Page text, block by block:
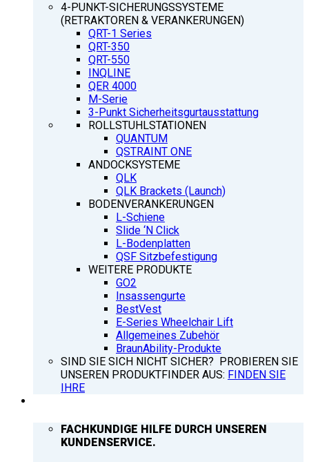
4-PUNKT-SICHERUNGSSYSTEME
(RETRAKTOREN & VERANKERUNGEN)
QRT-1 Series
QRT-350
QRT-550
INQLINE
QER 4000
M-Serie
3-Punkt Sicherheitsgurtausstattung
ROLLSTUHLSTATIONEN
QUANTUM
QSTRAINT ONE
ANDOCKSYSTEME
QLK
QLK Brackets (Launch)
BODENVERANKERUNGEN
L-Schiene
Slide ‘N Click
L-Bodenplatten
QSF Sitzbefestigung
WEITERE PRODUKTE
GO2
Insassengurte
BestVest
E-Series Wheelchair Lift
Allgemeines Zubehör
BraunAbility-Produkte
SIND SIE SICH NICHT SICHER? PROBIEREN SIE
UNSEREN PRODUKTFINDER AUS: FINDEN SIE
IHRE
FACHKUNDIGE HILFE DURCH UNSEREN
KUNDENSERVICE.